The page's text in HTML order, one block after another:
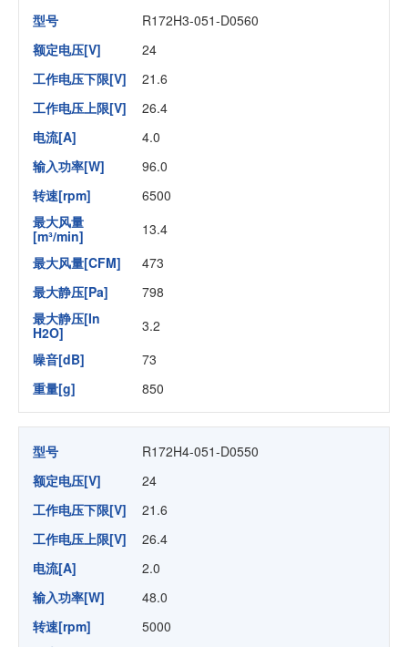
型号
R172H3-051-D0560
额定电压[V]
24
工作电压下限[V]
21.6
工作电压上限[V]
26.4
电流[A]
4.0
输入功率[W]
96.0
转速[rpm]
6500
最大风量
[m³/min]
13.4
最大风量[CFM]
473
最大静压[Pa]
798
最大静压[In
H2O]
3.2
噪音[dB]
73
重量[g]
850
型号
R172H4-051-D0550
额定电压[V]
24
工作电压下限[V]
21.6
工作电压上限[V]
26.4
电流[A]
2.0
输入功率[W]
48.0
转速[rpm]
5000